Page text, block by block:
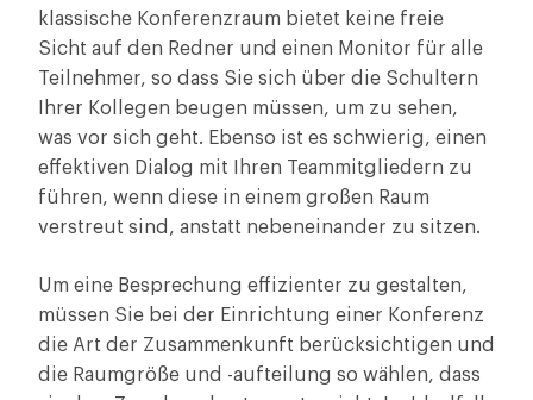
klassische Konferenzraum bietet keine freie
Sicht auf den Redner und einen Monitor für alle
Teilnehmer, so dass Sie sich über die Schultern
Ihrer Kollegen beugen müssen, um zu sehen,
was vor sich geht. Ebenso ist es schwierig, einen
effektiven Dialog mit Ihren Teammitgliedern zu
führen, wenn diese in einem großen Raum
verstreut sind, anstatt nebeneinander zu sitzen.
Um eine Besprechung effizienter zu gestalten,
müssen Sie bei der Einrichtung einer Konferenz
die Art der Zusammenkunft berücksichtigen und
die Raumgröße und -aufteilung so wählen, dass